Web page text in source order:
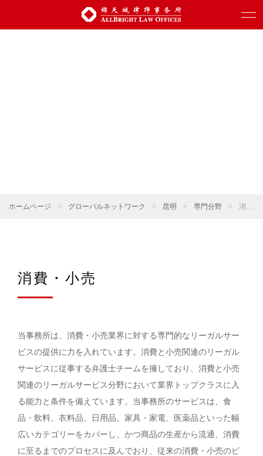
ホームページ > グローバルネットワーク > 昆明 > 専門分野 > 消費・小売
消費・小売
当事務所は、消費・小売業界に対する専門的なリーガルサー
ビスの提供に力を入れています。消費と小売関連のリーガル
サービスに従事する弁護士チームを擁しており、消費と小売
関連のリーガルサービス分野において業界トップクラスに入
る能力と条件を備えています。当事務所のサービスは、食
品・飲料、衣料品、日用品、家具・家電、医薬品といった幅
広いカテゴリーをカバーし、かつ商品の生産から流通、消費
に至るまでのプロセスに及んでおり、従来の消費・小売のビ